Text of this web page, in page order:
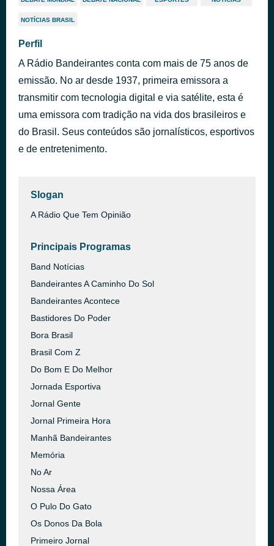
Com Que Roupa?
Philippe Bestion
Lounge Tv
Michael Dune
há 2 horas
NOTÍCIAS BRASIL
Perfil
A Rádio Bandeirantes conta com mais de 75 anos de
emissão. No ar desde 1937, primeira emissora a
transmitir com tecnologia digital e via satélite, esta é
uma emissora com tradição na vida dos brasileiros e
do Brasil. Seus conteúdos são jornalísticos, esportivos
e de entretenimento.
Slogan
A Rádio Que Tem Opinião
Principais Programas
Band Notícias
Bandeirantes A Caminho Do Sol
Bandeirantes Acontece
Bastidores Do Poder
Bora Brasil
Brasil Com Z
Do Bom E Do Melhor
Jornada Esportiva
Jornal Gente
Jornal Primeira Hora
Manhã Bandeirantes
Memória
No Ar
Nossa Área
O Pulo Do Gato
Os Donos Da Bola
Primeiro Jornal